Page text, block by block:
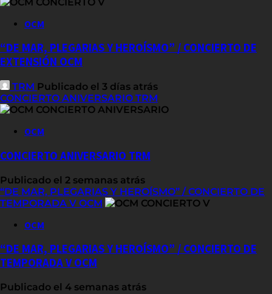
OCM
“DE MAR, PLEGARIAS Y HEROÍSMO” / CONCIERTO DE
EXTENSIÓN OCM
TRM Publicado el 3 días atrás
CONCIERTO ANIVERSARIO TRM
OCM
CONCIERTO ANIVERSARIO TRM
Publicado el 2 semanas atrás
“DE MAR, PLEGARIAS Y HEROÍSMO” / CONCIERTO DE
TEMPORADA V OCM
OCM
“DE MAR, PLEGARIAS Y HEROÍSMO” / CONCIERTO DE
TEMPORADA V OCM
Publicado el 4 semanas atrás